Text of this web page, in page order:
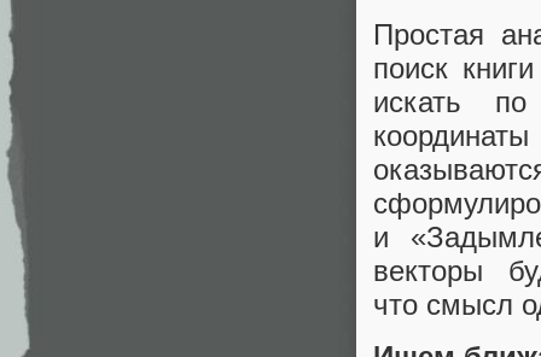
Простая
поиск
искать
и
векторы
что смысл